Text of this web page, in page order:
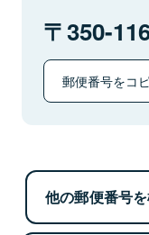
350-
郵便番号をコ
他の郵便番号